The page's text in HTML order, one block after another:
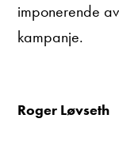
imponerende
kampanje.
Roger Løvseth